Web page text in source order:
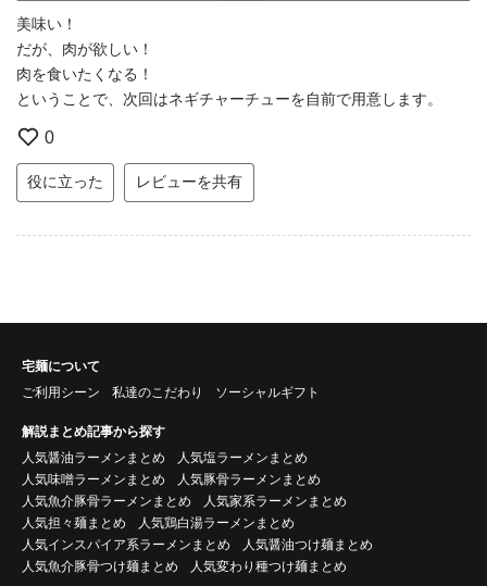
美味い！
だが、肉が欲しい！
肉を食いたくなる！
ということで、次回はネギチャーチューを自前で用意します。
0
役に立った レビューを共有
宅麺について
ご利用シーン
私達のこだわり ソーシャルギフト
解説まとめ記事から探す
人気醤油ラーメンまとめ
人気塩ラーメンまとめ
人気味噌ラーメンまとめ
人気豚骨ラーメンまとめ
人気魚介豚骨ラーメンまとめ
人気家系ラーメンまとめ
人気担々麺まとめ
人気鶏白湯ラーメンまとめ
人気インスパイア系ラーメンまとめ
人気醤油つけ麺まとめ
人気魚介豚骨つけ麺まとめ
人気変わり種つけ麺まとめ